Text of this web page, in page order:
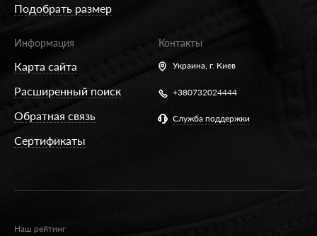
Подобрать размер
Информация
Карта сайта
Расширенный поиск
Обратная связь
Сертификаты
Контакты
Украина, г. Киев
+380732024444
Служба поддержки
Наш рейтинг